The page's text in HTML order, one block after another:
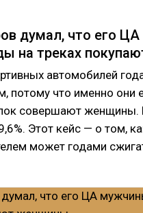
думал, что его
на треках
автомобилей
потому что именно они
совершают
Этот кейс — о том,
может годами